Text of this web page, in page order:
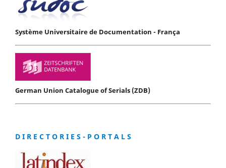
Système Universitaire de Documentation - França
German Union Catalogue of Serials (ZDB)
D I R E C T O R I E S - P O R T A L S